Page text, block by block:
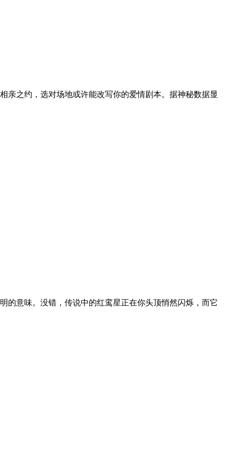
亲之约，选对场地或许能改写你的爱情剧本。据神秘数据显
的意味。没错，传说中的红鸾星正在你头顶悄然闪烁，而它